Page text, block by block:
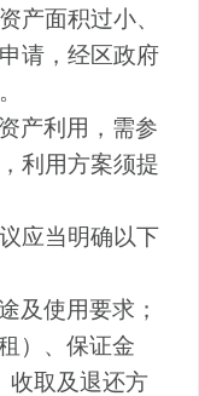
产面积过小、
请，经区政府
产利用，需参
利用方案须提
应当明确以下
及使用要求；
）、保证金
收取及退还方